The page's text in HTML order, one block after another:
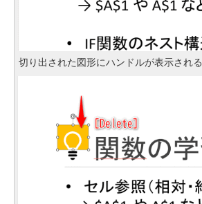
切り出された図形にハンドルが表示される